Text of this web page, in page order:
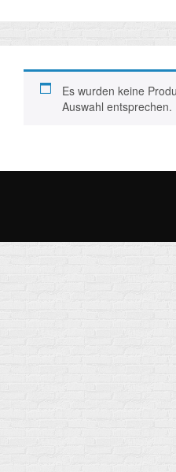
Es wurden keine
Auswahl entsprechen.